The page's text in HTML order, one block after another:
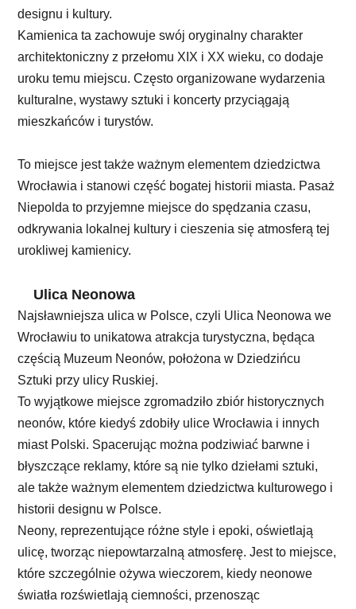
designu i kultury.
Kamienica ta zachowuje swój oryginalny charakter
architektoniczny z przełomu XIX i XX wieku, co dodaje
uroku temu miejscu. Często organizowane wydarzenia
kulturalne, wystawy sztuki i koncerty przyciągają
mieszkańców i turystów.
To miejsce jest także ważnym elementem dziedzictwa
Wrocławia i stanowi część bogatej historii miasta. Pasaż
Niepolda to przyjemne miejsce do spędzania czasu,
odkrywania lokalnej kultury i cieszenia się atmosferą tej
urokliwej kamienicy.
Ulica Neonowa
Najsławniejsza ulica w Polsce, czyli Ulica Neonowa we
Wrocławiu to unikatowa atrakcja turystyczna, będąca
częścią Muzeum Neonów, położona w Dziedzińcu
Sztuki przy ulicy Ruskiej.
To wyjątkowe miejsce zgromadziło zbiór historycznych
neonów, które kiedyś zdobiły ulice Wrocławia i innych
miast Polski. Spacerując można podziwiać barwne i
błyszczące reklamy, które są nie tylko dziełami sztuki,
ale także ważnym elementem dziedzictwa kulturowego i
historii designu w Polsce.
Neony, reprezentujące różne style i epoki, oświetlają
ulicę, tworząc niepowtarzalną atmosferę. Jest to miejsce,
które szczególnie ożywa wieczorem, kiedy neonowe
światła rozświetlają ciemności, przenosząc